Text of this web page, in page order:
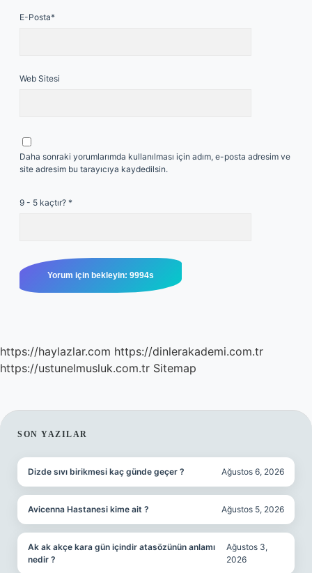
E-Posta*
Web Sitesi
Daha sonraki yorumlarımda kullanılması için adım, e-posta adresim ve
site adresim bu tarayıcıya kaydedilsin.
9 - 5 kaçtır? *
https://haylazlar.com https://dinlerakademi.com.tr
https://ustunelmusluk.com.tr Sitemap
SIDEBAR
SON YAZILAR
Dizde sıvı birikmesi kaç günde geçer ? Ağustos 6, 2026
Avicenna Hastanesi kime ait ? Ağustos 5, 2026
Ak ak akçe kara gün içindir atasözünün anlamı
nedir ?
Ağustos 3,
2026